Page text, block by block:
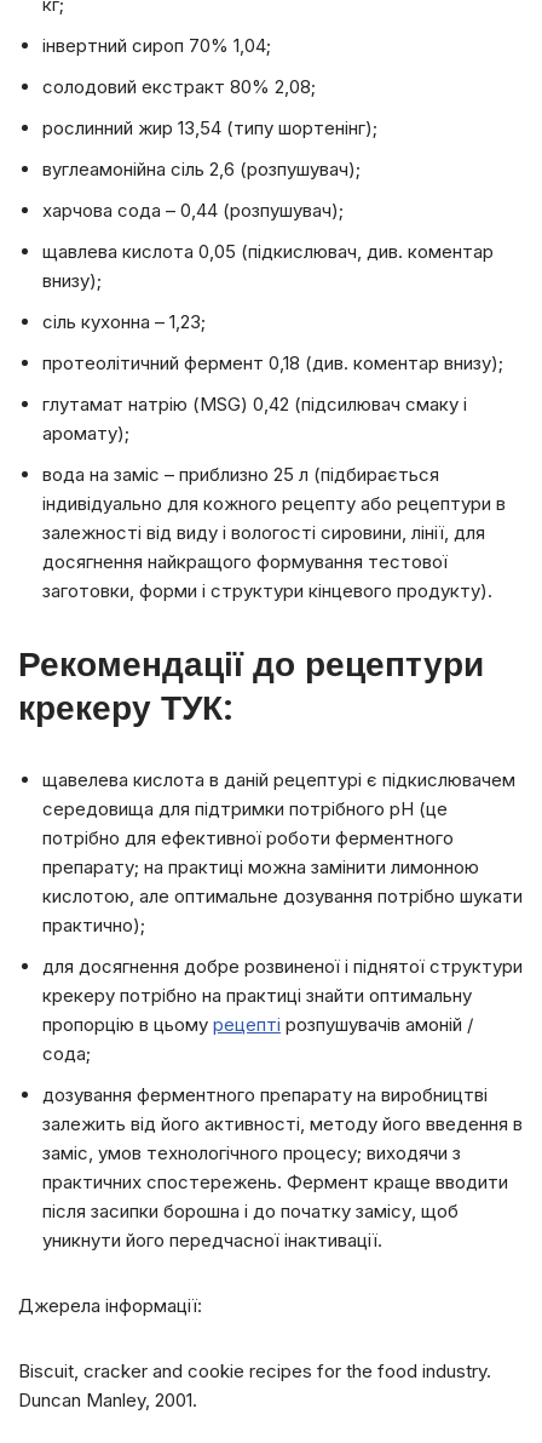
інвертний сироп 70% 1,04;
солодовий екстракт 80% 2,08;
рослинний жир 13,54 (типу шортенінг);
вуглеамонійна сіль 2,6 (розпушувач);
харчова сода – 0,44 (розпушувач);
щавлева кислота 0,05 (підкислювач, див. коментар
внизу);
сіль кухонна – 1,23;
протеолітичний фермент 0,18 (див. коментар внизу);
глутамат натрію (MSG) 0,42 (підсилювач смаку і
аромату);
вода на заміс – приблизно 25 л (підбирається
індивідуально для кожного рецепту або рецептури в
залежності від виду і вологості сировини, лінії, для
досягнення найкращого формування тестової
заготовки, форми і структури кінцевого продукту).
Рекомендації до рецептури
крекеру ТУК:
щавелева кислота в даній рецептурі є підкислювачем
середовища для підтримки потрібного рН (це
потрібно для ефективної роботи ферментного
препарату; на практиці можна замінити лимонною
кислотою, але оптимальне дозування потрібно шукати
практично);
для досягнення добре розвиненої і піднятої структури
крекеру потрібно на практиці знайти оптимальну
пропорцію в цьому рецепті розпушувачів амоній /
сода;
дозування ферментного препарату на виробництві
залежить від його активності, методу його введення в
заміс, умов технологічного процесу; виходячи з
практичних спостережень. Фермент краще вводити
після засипки борошна і до початку замісу, щоб
уникнути його передчасної інактивації.
Джерела інформації:
Biscuit, cracker and cookie recipes for the food industry.
Duncan Manley, 2001.